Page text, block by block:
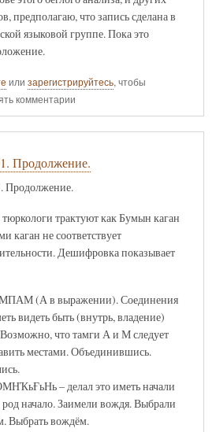
предполагаю, что запись сделана в
языковой группе. Пока это
или зарегистрируйтесь, чтобы
комментарии
Продолжение.
Продолжение.
тюркологи трактуют как Бумын каган
каган не соответствует
Дешифровка показывает
(А в выражении). Соединения
видеть быть (внутрь, владение)
что тамги А и М следует
местами. Объединившись.
– делал это иметь начали
род начало. Заимели вождя. Выбрали
Выбрать вождём.